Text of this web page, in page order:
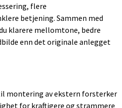
flere
betjening. Sammen med
klarere mellomtone, bedre
enn det originale anlegget
til montering av ekstern forsterker
for kraftigere og strammere